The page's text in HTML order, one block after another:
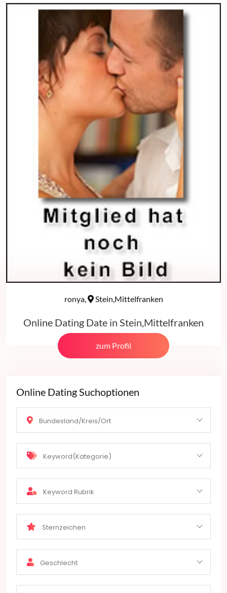
ronya, Stein,Mittelfranken
Online Dating Date in Stein,Mittelfranken
zum Profil
Online Dating Suchoptionen
Bundesland/Kreis/Ort
Keyword(Kategorie)
Keyword Rubrik
Sternzeichen
Geschlecht